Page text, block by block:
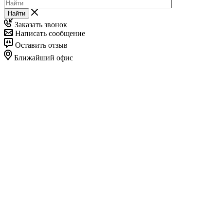
Найти
Заказать звонок
Написать сообщение
Оставить отзыв
Ближайший офис